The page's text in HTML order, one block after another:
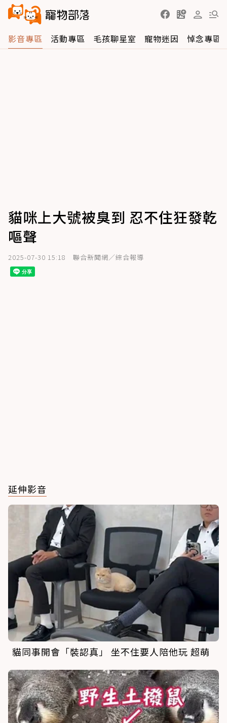
影音專區 活動專區 毛孩聊星室 寵物迷因 悼念專區
貓咪上大號被臭到 忍不住狂發乾
嘔聲
2025-07-30 15:18 聯合新聞網／綜合報導
延伸影音
貓同事開會「裝認真」 坐不住要人陪他玩 超萌